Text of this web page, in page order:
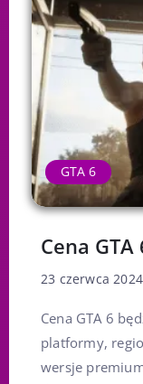
GTA 6
Cena
23 czerwca 2024
Cena GTA 6
platformy,
wersje